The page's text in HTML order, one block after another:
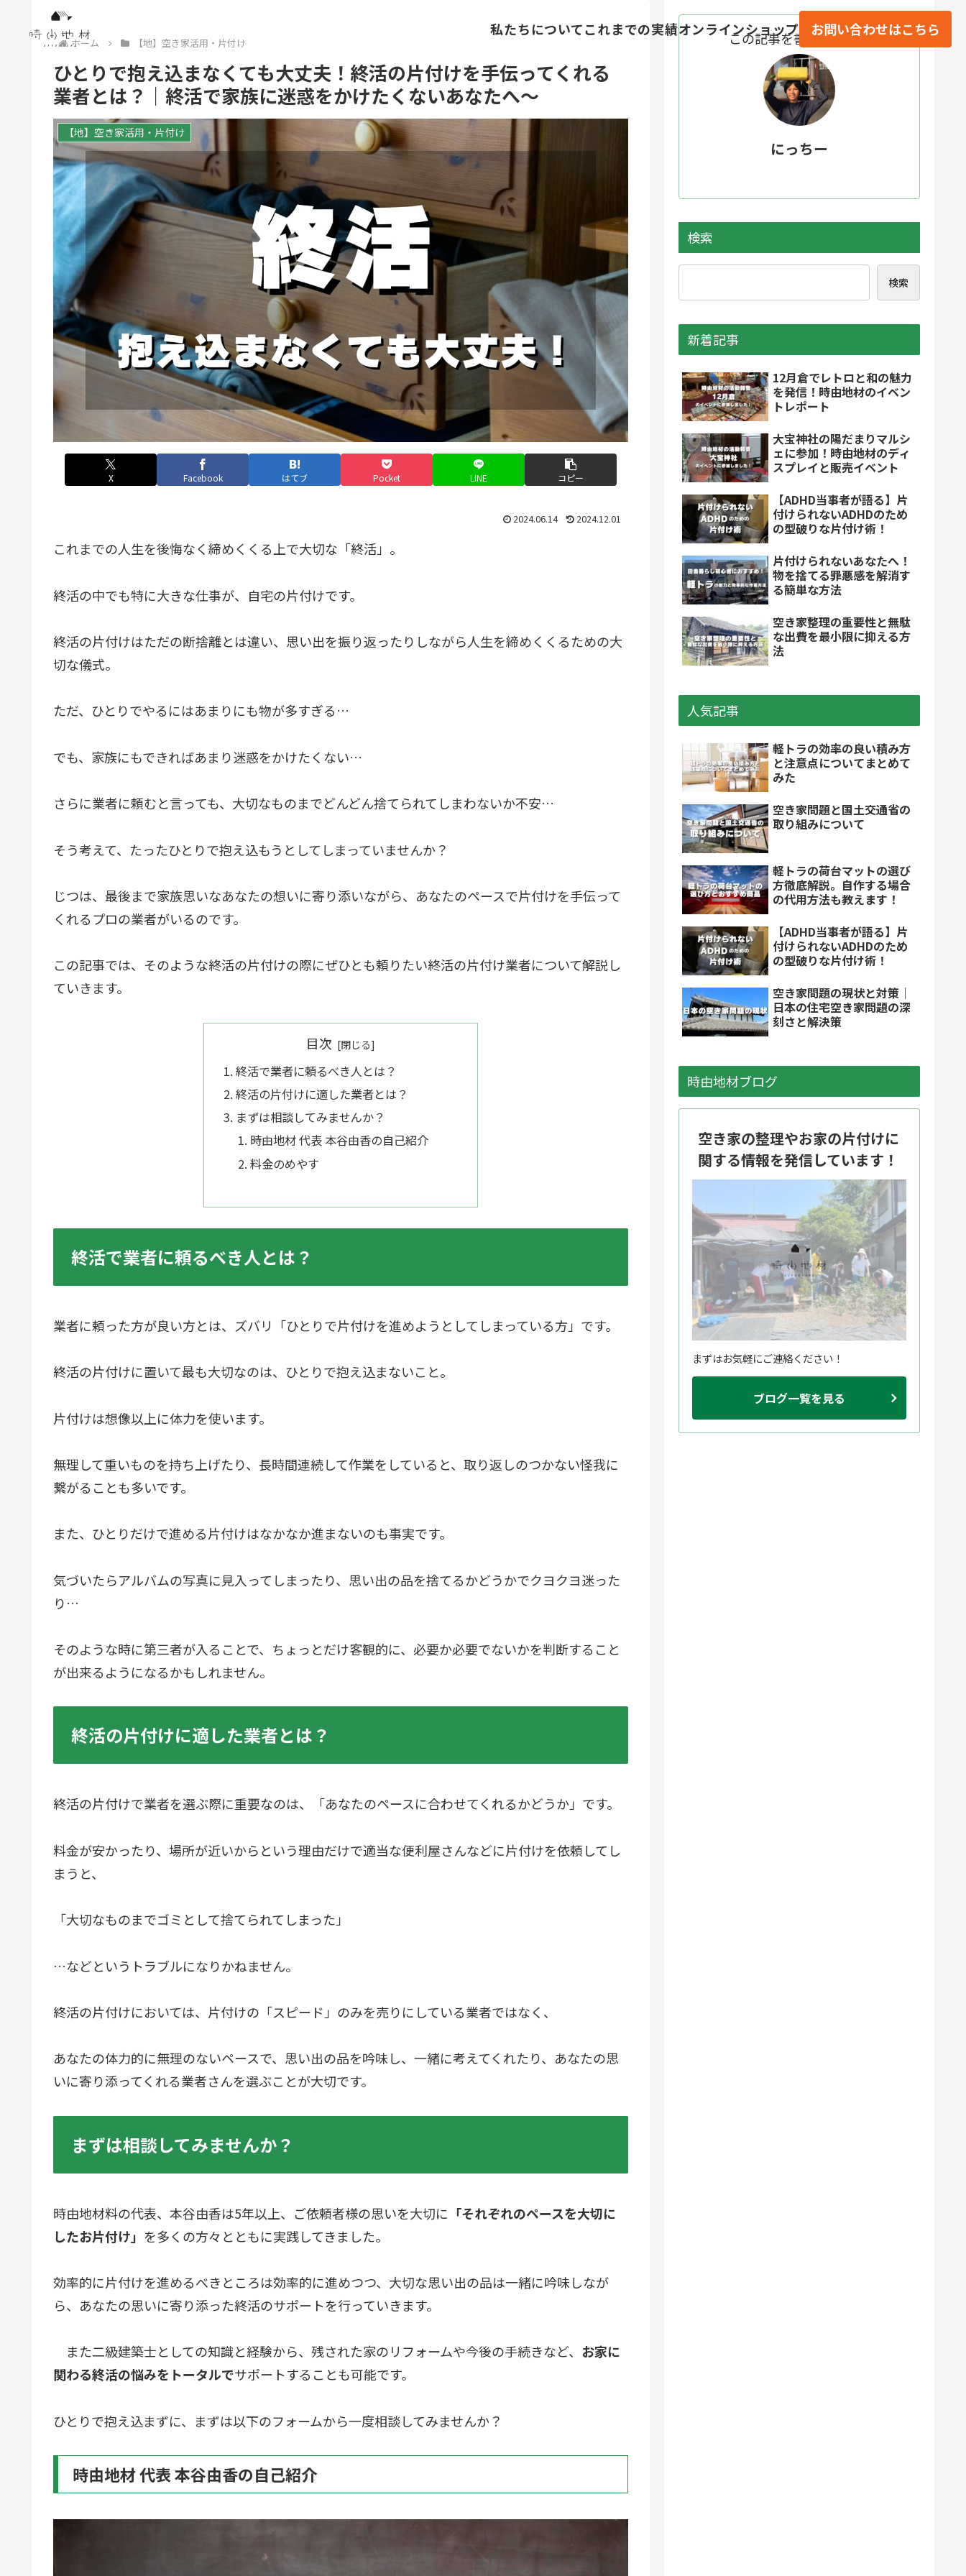
私たちについてこれまでの実績オンラインショップ お問い合わせはこちら
ホーム 【地】空き家活用・片付け
ひとりで抱え込まなくても大丈夫！終活の片付けを手伝ってくれる
業者とは？｜終活で家族に迷惑をかけたくないあなたへ〜
【地】空き家活用・片付け
X Facebook はてブ Pocket LINE コピー
2024.06.14 2024.12.01
これまでの人生を後悔なく締めくくる上で大切な「終活」。
終活の中でも特に大きな仕事が、自宅の片付けです。
終活の片付けはただの断捨離とは違い、思い出を振り返ったりしながら人生を締めくくるための大
切な儀式。
ただ、ひとりでやるにはあまりにも物が多すぎる…
でも、家族にもできればあまり迷惑をかけたくない…
さらに業者に頼むと言っても、大切なものまでどんどん捨てられてしまわないか不安…
そう考えて、たったひとりで抱え込もうとしてしまっていませんか？
じつは、最後まで家族思いなあなたの想いに寄り添いながら、あなたのペースで片付けを手伝って
くれるプロの業者がいるのです。
この記事では、そのような終活の片付けの際にぜひとも頼りたい終活の片付け業者について解説し
ていきます。
目次
終活で業者に頼るべき人とは？
終活の片付けに適した業者とは？
まずは相談してみませんか？
時由地材 代表 本谷由香の自己紹介
料金のめやす
終活で業者に頼るべき人とは？
業者に頼った方が良い方とは、ズバリ「ひとりで片付けを進めようとしてしまっている方」です。
終活の片付けに置いて最も大切なのは、ひとりで抱え込まないこと。
片付けは想像以上に体力を使います。
無理して重いものを持ち上げたり、長時間連続して作業をしていると、取り返しのつかない怪我に
繋がることも多いです。
また、ひとりだけで進める片付けはなかなか進まないのも事実です。
気づいたらアルバムの写真に見入ってしまったり、思い出の品を捨てるかどうかでクヨクヨ迷った
り…
そのような時に第三者が入ることで、ちょっとだけ客観的に、必要か必要でないかを判断すること
が出来るようになるかもしれません。
終活の片付けに適した業者とは？
終活の片付けで業者を選ぶ際に重要なのは、「あなたのペースに合わせてくれるかどうか」です。
料金が安かったり、場所が近いからという理由だけで適当な便利屋さんなどに片付けを依頼してし
まうと、
「大切なものまでゴミとして捨てられてしまった」
…などというトラブルになりかねません。
終活の片付けにおいては、片付けの「スピード」のみを売りにしている業者ではなく、
あなたの体力的に無理のないペースで、思い出の品を吟味し、一緒に考えてくれたり、あなたの思
いに寄り添ってくれる業者さんを選ぶことが大切です。
まずは相談してみませんか？
時由地材料の代表、本谷由香は5年以上、ご依頼者様の思いを大切に 「それぞれのペースを大切に
したお片付け」 を多くの方々とともに実践してきました。
効率的に片付けを進めるべきところは効率的に進めつつ、大切な思い出の品は一緒に吟味しなが
ら、あなたの思いに寄り添った終活のサポートを行っていきます。
また二級建築士としての知識と経験から、残された家のリフォームや今後の手続きなど、 お家に
関わる終活の悩みをトータルでサポートすることも可能です。
ひとりで抱え込まずに、まずは以下のフォームから一度相談してみませんか？
時由地材 代表 本谷由香の自己紹介
この記事を書いている人
にっちー
検索
検索
新着記事
12月倉でレトロと和の魅力
を発信！時由地材のイベン
トレポート
大宝神社の陽だまりマルシ
ェに参加！時由地材のディ
スプレイと販売イベント
【ADHD当事者が語る】片
付けられないADHDのため
の型破りな片付け術！
片付けられないあなたへ！
物を捨てる罪悪感を解消す
る簡単な方法
空き家整理の重要性と無駄
な出費を最小限に抑える方
法
人気記事
軽トラの効率の良い積み方
と注意点についてまとめて
みた
空き家問題と国土交通省の
取り組みについて
軽トラの荷台マットの選び
方徹底解説。自作する場合
の代用方法も教えます！
【ADHD当事者が語る】片
付けられないADHDのため
の型破りな片付け術！
空き家問題の現状と対策｜
日本の住宅空き家問題の深
刻さと解決策
時由地材ブログ
空き家の整理やお家の片付けに
関する情報を発信しています！
まずはお気軽にご連絡ください！
ブログ一覧を見る